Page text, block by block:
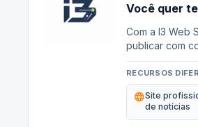
Você quer
Com a I3 Web
publicar com
RECURSOS
languageSite
de notícias